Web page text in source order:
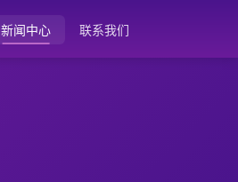
新闻中心 联系我们